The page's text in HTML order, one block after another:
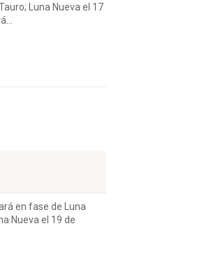
Luna Nueva el 17
en fase de Luna
Nueva el 19 de